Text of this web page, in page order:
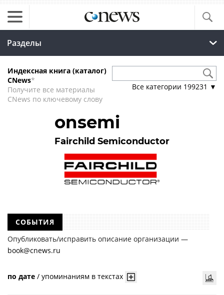
Разделы
Индексная книга (каталог)
CNews*
Получите все материалы
CNews по ключевому слову
Все категории 199231 ▼
onsemi
Fairchild Semiconductor
СОБЫТИЯ
Опубликовать/исправить описание организации —
book@cnews.ru
по дате / упоминаниям в текстах